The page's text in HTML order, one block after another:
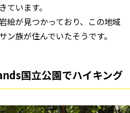
ています。
絵が見つかっており、この地域
ン族が住んでいたそうです。
国立公園でハイキング